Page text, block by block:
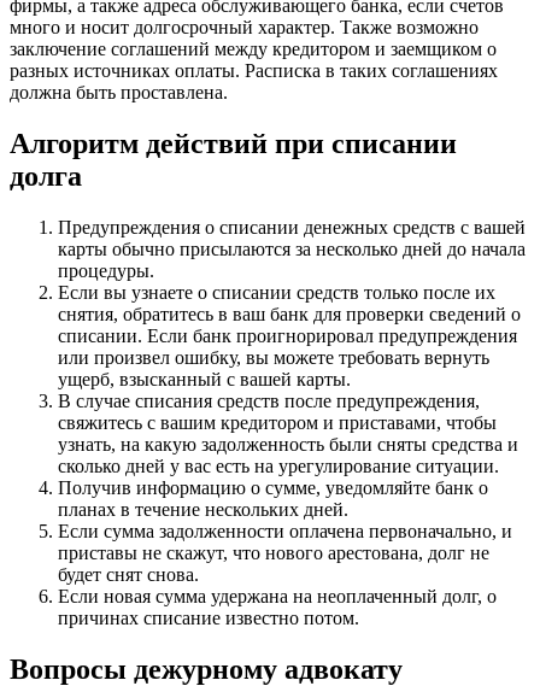
фирмы, а также адреса обслуживающего банка, если счетов
много и носит долгосрочный характер. Также возможно
заключение соглашений между кредитором и заемщиком о
разных источниках оплаты. Расписка в таких соглашениях
должна быть проставлена.
Алгоритм действий при списании
долга
Предупреждения о списании денежных средств с вашей
карты обычно присылаются за несколько дней до начала
процедуры.
Если вы узнаете о списании средств только после их
снятия, обратитесь в ваш банк для проверки сведений о
списании. Если банк проигнорировал предупреждения
или произвел ошибку, вы можете требовать вернуть
ущерб, взысканный с вашей карты.
В случае списания средств после предупреждения,
свяжитесь с вашим кредитором и приставами, чтобы
узнать, на какую задолженность были сняты средства и
сколько дней у вас есть на урегулирование ситуации.
Получив информацию о сумме, уведомляйте банк о
планах в течение нескольких дней.
Если сумма задолженности оплачена первоначально, и
приставы не скажут, что нового арестована, долг не
будет снят снова.
Если новая сумма удержана на неоплаченный долг, о
причинах списание известно потом.
Вопросы дежурному адвокату